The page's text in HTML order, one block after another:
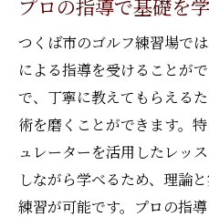
プロの指導で基礎を
つくば市のゴルフ練習場で
による指導を受けることが
で、丁寧に教えてもらえる
術を磨くことができます。
ュレーターを活用したレッ
しながら学べるため、理論
練習が可能です。プロの指